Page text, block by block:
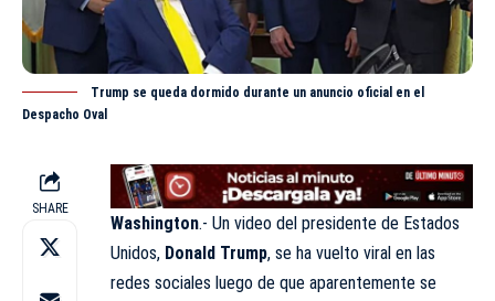
Trump se queda dormido durante un anuncio oficial en el
Despacho Oval
SHARE
Washington.- Un video del presidente de Estados
Unidos, Donald Trump, se ha vuelto viral en las
redes sociales luego de que aparentemente se